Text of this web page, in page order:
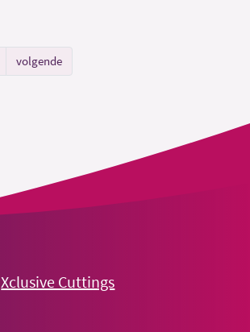
volgende
Xclusive Cuttings